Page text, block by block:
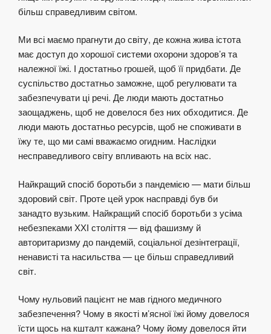
більш справедливим світом.
Ми всі маємо прагнути до світу, де кожна жива істота
має доступ до хорошої системи охорони здоров’я та
належної їжі. І достатньо грошей, щоб її придбати. Де
суспільство достатньо заможне, щоб регулювати та
забезпечувати ці речі. Де люди мають достатньо
заощаджень, щоб не довелося без них обходитися. Де
люди мають достатньо ресурсів, щоб не споживати в
їжу те, що ми самі вважаємо огидним. Наслідки
несправедливого світу впливають на всіх нас.
Найкращий спосіб боротьби з пандемією — мати більш
здоровий світ. Проте цей урок насправді був би
занадто вузьким. Найкращий спосіб боротьби з усіма
небезпеками ХХІ століття — від фашизму й
авторитаризму до пандемій, соціальної дезінтеграції,
ненависті та насильства — це більш справедливий
світ.
Чому нульовий пацієнт не мав гідного медичного
забезпечення? Чому в якості м’ясної їжі йому довелося
їсти щось на кшталт кажана? Чому йому довелося йти